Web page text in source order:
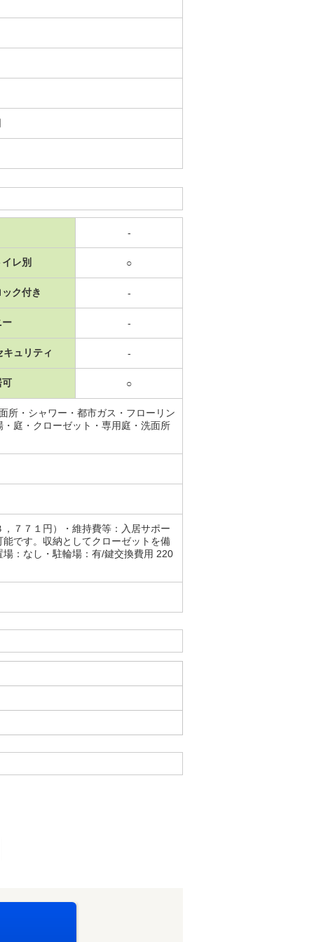
-
レ別 ○
ク付き -
ー -
キュリティ -
可 ○
所・シャワー・都市ガス・フローリン
庭・クローゼット・専用庭・洗面所
７７１円）・維持費等：入居サポー
です。収納としてクローゼットを備
：なし・駐輪場：有/鍵交換費用 220